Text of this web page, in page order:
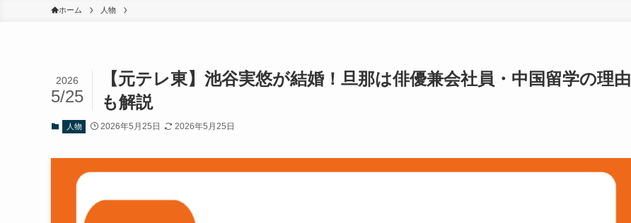
ホーム 人物
【元テレ東】池谷実悠が結婚！旦那は俳優兼会社員・中国留学の理由
も解説
2026
5/25
人物 2026年5月25日 2026年5月25日